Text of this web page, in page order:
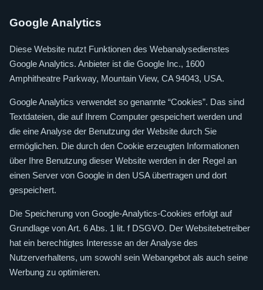
Google Analytics
Diese Website nutzt Funktionen des Webanalysedienstes
Google Analytics. Anbieter ist die Google Inc., 1600
Amphitheatre Parkway, Mountain View, CA 94043, USA.
Google Analytics verwendet so genannte “Cookies”. Das sind
Textdateien, die auf Ihrem Computer gespeichert werden und
die eine Analyse der Benutzung der Website durch Sie
ermöglichen. Die durch den Cookie erzeugten Informationen
über Ihre Benutzung dieser Website werden in der Regel an
einen Server von Google in den USA übertragen und dort
gespeichert.
Die Speicherung von Google-Analytics-Cookies erfolgt auf
Grundlage von Art. 6 Abs. 1 lit. f DSGVO. Der Websitebetreiber
hat ein berechtigtes Interesse an der Analyse des
Nutzerverhaltens, um sowohl sein Webangebot als auch seine
Werbung zu optimieren.